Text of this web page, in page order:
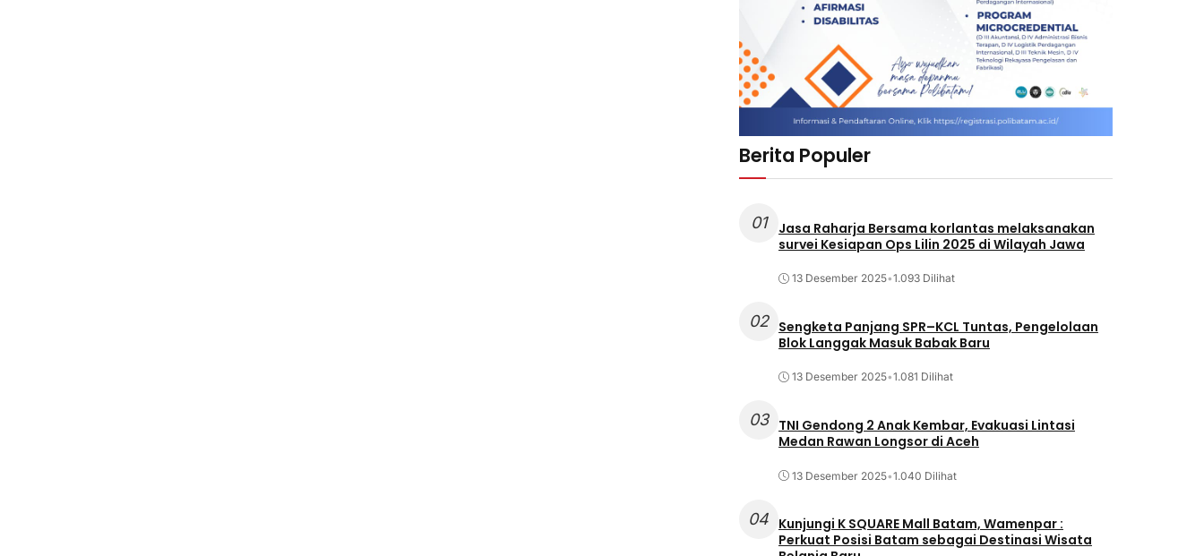
Berita Populer
01
Jasa Raharja Bersama korlantas melaksanakan
survei Kesiapan Ops Lilin 2025 di Wilayah Jawa
13 Desember 2025•1.093 Dilihat
02
Sengketa Panjang SPR–KCL Tuntas, Pengelolaan
Blok Langgak Masuk Babak Baru
13 Desember 2025•1.081 Dilihat
03
TNI Gendong 2 Anak Kembar, Evakuasi Lintasi
Medan Rawan Longsor di Aceh
13 Desember 2025•1.040 Dilihat
04 Kunjungi K SQUARE Mall Batam, Wamenpar :
Perkuat Posisi Batam sebagai Destinasi Wisata